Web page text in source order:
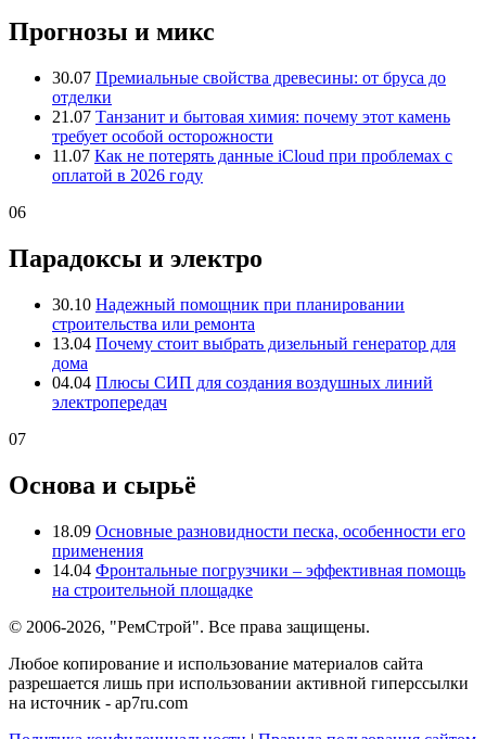
Прогнозы и микс
30.07 Премиальные свойства древесины: от бруса до
отделки
21.07 Танзанит и бытовая химия: почему этот камень
требует особой осторожности
11.07 Как не потерять данные iCloud при проблемах с
оплатой в 2026 году
06
Парадоксы и электро
30.10 Надежный помощник при планировании
строительства или ремонта
13.04 Почему стоит выбрать дизельный генератор для
дома
04.04 Плюсы СИП для создания воздушных линий
электропередач
07
Основа и сырьё
18.09 Основные разновидности песка, особенности его
применения
14.04 Фронтальные погрузчики – эффективная помощь
на строительной площадке
© 2006-2026, "РемСтрой". Все права защищены.
Любое копирование и использование материалов сайта
разрешается лишь при использовании активной гиперссылки
на источник - ap7ru.com